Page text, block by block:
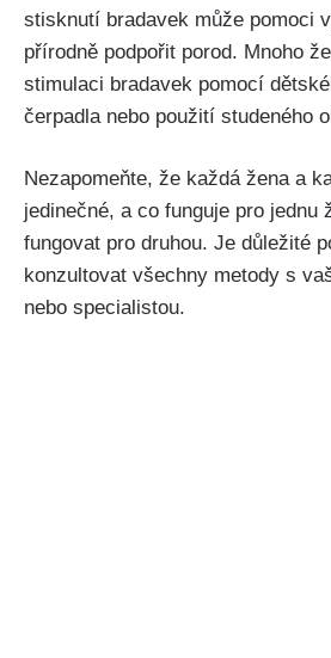
stisknutí bradavek může ‌pomoci
přírodně podpořit porod. ‍Mnoho
stimulaci bradavek pomocí
čerpadla nebo použití studeného
Nezapomeňte, ‍že každá žena a
jedinečné, a⁢ co funguje pro jednu
fungovat pro druhou. Je důležité⁢
konzultovat všechny metody s
nebo specialistou.